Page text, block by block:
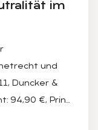
im
und
Duncker &
94,90 €, Prin…